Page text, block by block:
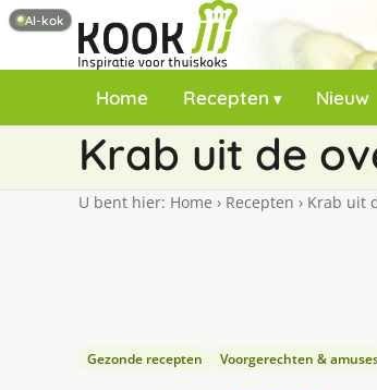
Home Recepten Nieuw
Krab uit de
U bent hier: Home › Recepten › Krab uit
Gezonde recepten Voorgerechten &
AI-kok